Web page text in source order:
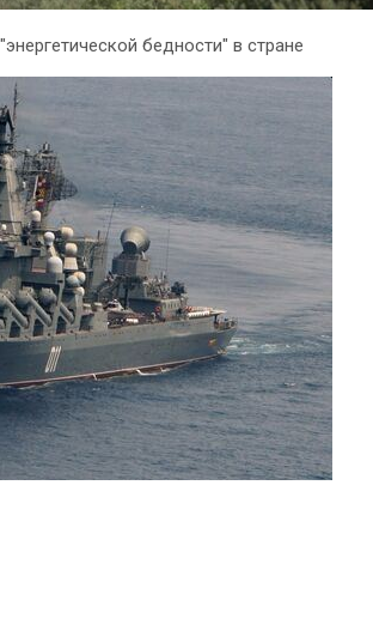
бедности" в стране